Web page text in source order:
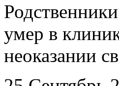
умер в
неоказании